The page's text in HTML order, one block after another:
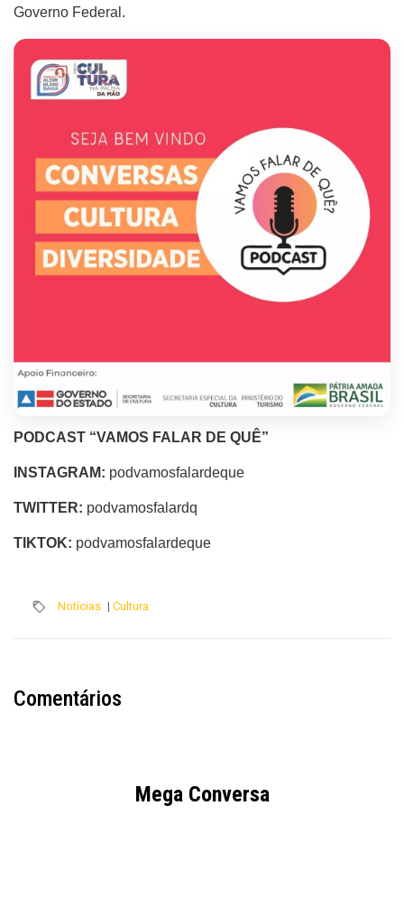
Governo Federal.
PODCAST “VAMOS FALAR DE QUÊ”
INSTAGRAM: podvamosfalardeque
TWITTER: podvamosfalardq
TIKTOK: podvamosfalardeque
Notícias | Cultura
Comentários
Mega Conversa